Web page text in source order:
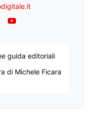
YouTube
guida editoriali
di Michele Ficara